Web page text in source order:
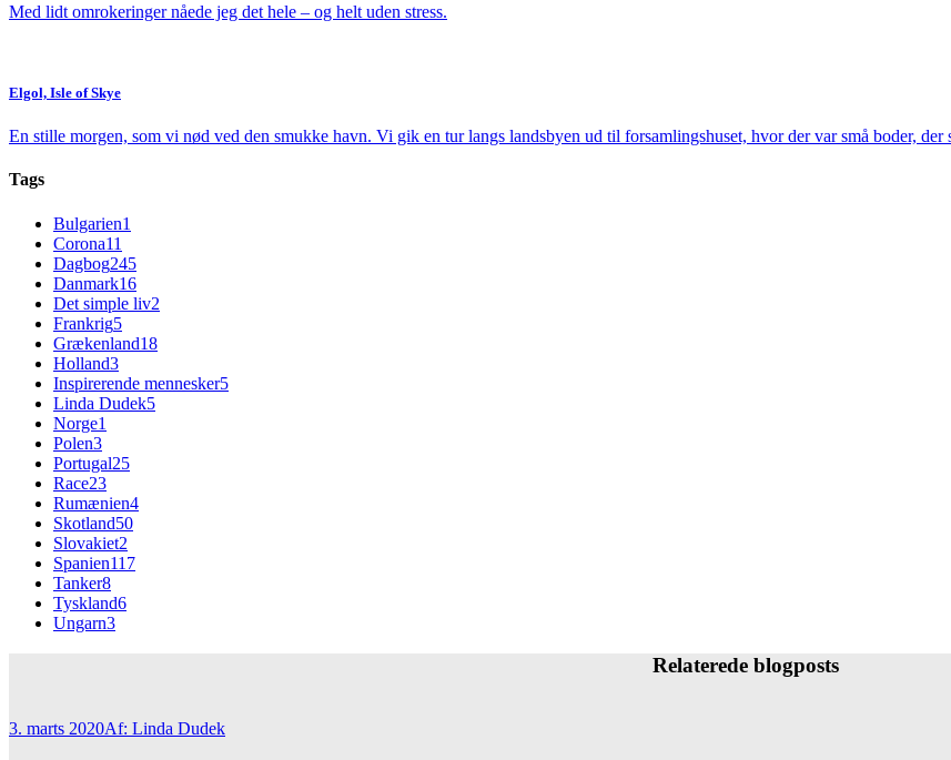
Med lidt omrokeringer nåede jeg det hele – og helt uden stress.
Elgol, Isle of Skye
En stille morgen, som vi nød ved den smukke havn. Vi gik en tur langs landsbyen ud til forsamlingshuset, hvor der var små boder, der
Tags
Bulgarien1
Corona11
Dagbog245
Danmark16
Det simple liv2
Frankrig5
Grækenland18
Holland3
Inspirerende mennesker5
Linda Dudek5
Norge1
Polen3
Portugal25
Race23
Rumænien4
Skotland50
Slovakiet2
Spanien117
Tanker8
Tyskland6
Ungarn3
Relaterede blogposts
3. marts 2020Af: Linda Dudek